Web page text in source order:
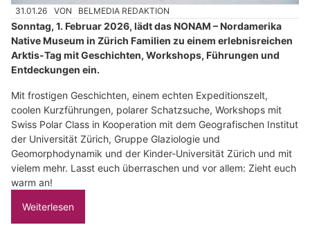
31.01.26 VON BELMEDIA REDAKTION
Sonntag, 1. Februar 2026, lädt das NONAM – Nordamerika
Native Museum in Zürich Familien zu einem erlebnisreichen
Arktis-Tag mit Geschichten, Workshops, Führungen und
Entdeckungen ein.
Mit frostigen Geschichten, einem echten Expeditionszelt,
coolen Kurzführungen, polarer Schatzsuche, Workshops mit
Swiss Polar Class in Kooperation mit dem Geografischen Institut
der Universität Zürich, Gruppe Glaziologie und
Geomorphodynamik und der Kinder-Universität Zürich und mit
vielem mehr. Lasst euch überraschen und vor allem: Zieht euch
warm an!
Weiterlesen